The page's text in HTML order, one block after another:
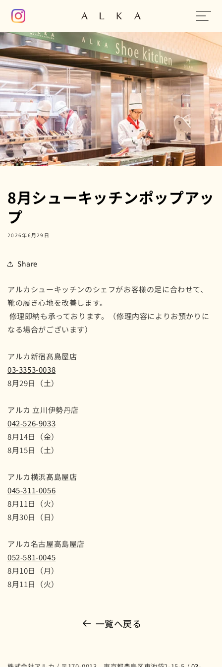
コンテン
ツに進む
8月シューキッチンポップアッ
プ
2026年6月29日
Share
アルカシューキッチンのシェフがお客様の足に合わせて、
靴の履き心地を改善します。
修理即納も承っております。（修理内容によりお預かりに
なる場合がございます）
アルカ新宿髙島屋店
03-3353-0038
8月29日（土）
アルカ 立川伊勢丹店
042-526-9033
8月14日（金）
8月15日（土）
アルカ横浜髙島屋店
045-311-0056
8月11日（火）
8月30日（日）
アルカ名古屋高島屋店
052-581-0045
8月10日（月）
8月11日（火）
一覧へ戻る